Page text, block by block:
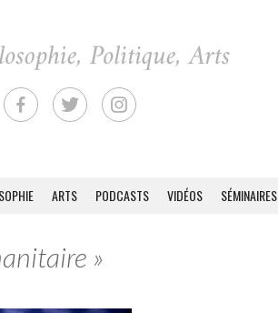
ARTS PODCASTS VIDÉOS SÉMINAIRES
»